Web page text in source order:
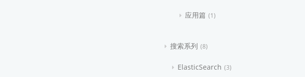
应用篇 1
搜索系列 8
ElasticSearch 3